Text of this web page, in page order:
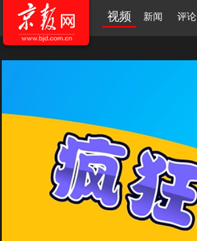
视频 新闻 评论